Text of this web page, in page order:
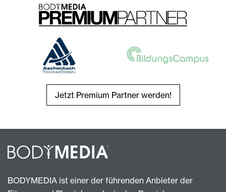
Jetzt Premium Partner werden!
BODYMEDIA ist einer der führenden Anbieter der